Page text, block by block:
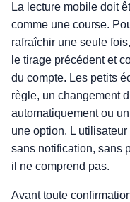
La lecture mobile doit
comme une course.
rafraîchir une seule
le tirage précédent et
du compte. Les petits
règle, un changement
automatiquement ou
une option. L
sans notification, sans
il ne comprend pas.
Avant toute